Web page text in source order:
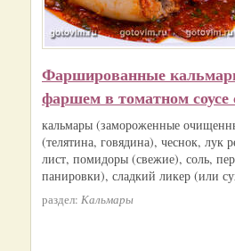
Фаршированные
фаршем в томатном
кальмары (замороженные
(телятина, говядина), чеснок, лук
лист, помидоры (свежие), соль,
панировки), сладкий ликер (или
раздел: Кальмары